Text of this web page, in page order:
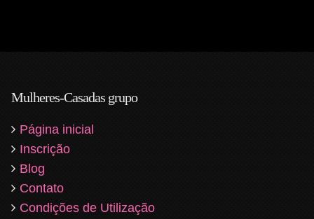
Mulheres-Casadas grupo
Página inicial
Inscrição
Blog
Contato
Condições de Utilização